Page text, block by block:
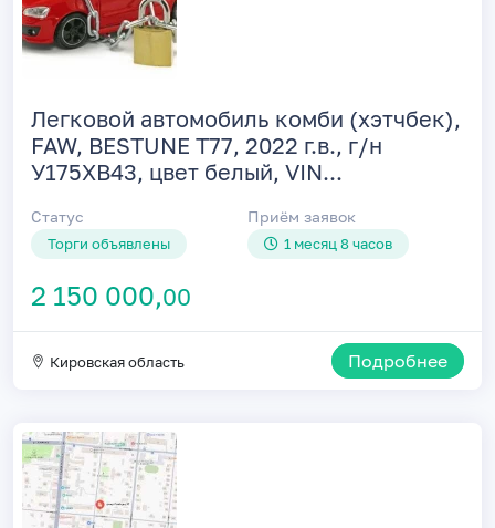
Легковой автомобиль комби (хэтчбек),
FAW, BESTUNE Т77, 2022 г.в., г/н
У175ХВ43, цвет белый, VIN...
Статус
Торги объявлены
Приём заявок
1 месяц 8 часов
2 150 000,00
Кировская область Подробнее